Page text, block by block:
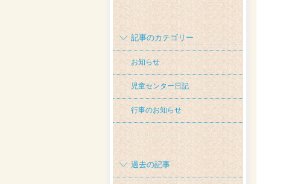
記事のカテゴリー
お知らせ
児童センター日記
行事のお知らせ
過去の記事